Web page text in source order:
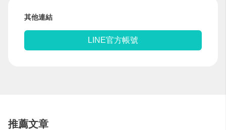
其他連結
LINE官方帳號
推薦文章